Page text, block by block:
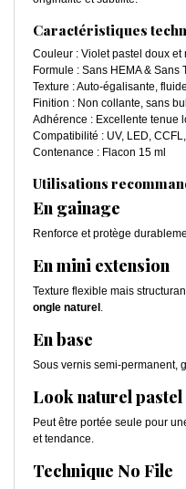
Caractéristiques
Couleur : Violet pastel doux et
Formule : Sans HEMA &
Texture : Auto-égalisante,
Finition : Non collante, sans
Adhérence : Excellente tenue
Compatibilité : UV, LED,
Contenance : Flacon 15 ml
Utilisations
En gainage
Renforce et protège
En mini extension
Texture flexible mais
ongle naturel .
En base
Sous vernis semi-permanent,
Look naturel pastel
Peut être portée seule pour
et tendance.
Technique No File